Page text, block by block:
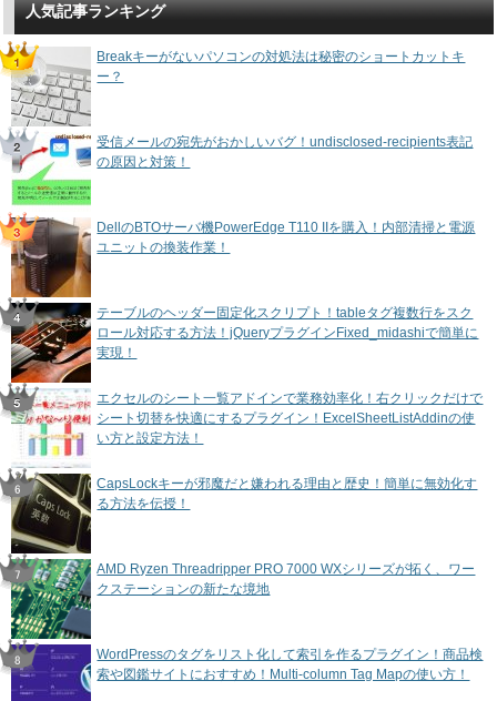
人気記事ランキング
Breakキーがないパソコンの対処法は秘密のショートカットキ
ー？
受信メールの宛先がおかしいバグ！undisclosed-recipients表記
の原因と対策！
DellのBTOサーバ機PowerEdge T110 IIを購入！内部清掃と電源
ユニットの換装作業！
テーブルのヘッダー固定化スクリプト！tableタグ複数行をスク
ロール対応する方法！jQueryプラグインFixed_midashiで簡単に
実現！
エクセルのシート一覧アドインで業務効率化！右クリックだけで
シート切替を快適にするプラグイン！ExcelSheetListAddinの使
い方と設定方法！
CapsLockキーが邪魔だと嫌われる理由と歴史！簡単に無効化す
る方法を伝授！
AMD Ryzen Threadripper PRO 7000 WXシリーズが拓く、ワー
クステーションの新たな境地
WordPressのタグをリスト化して索引を作るプラグイン！商品検
索や図鑑サイトにおすすめ！Multi-column Tag Mapの使い方！